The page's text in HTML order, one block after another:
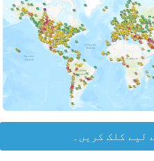
لیے کلک کریں۔